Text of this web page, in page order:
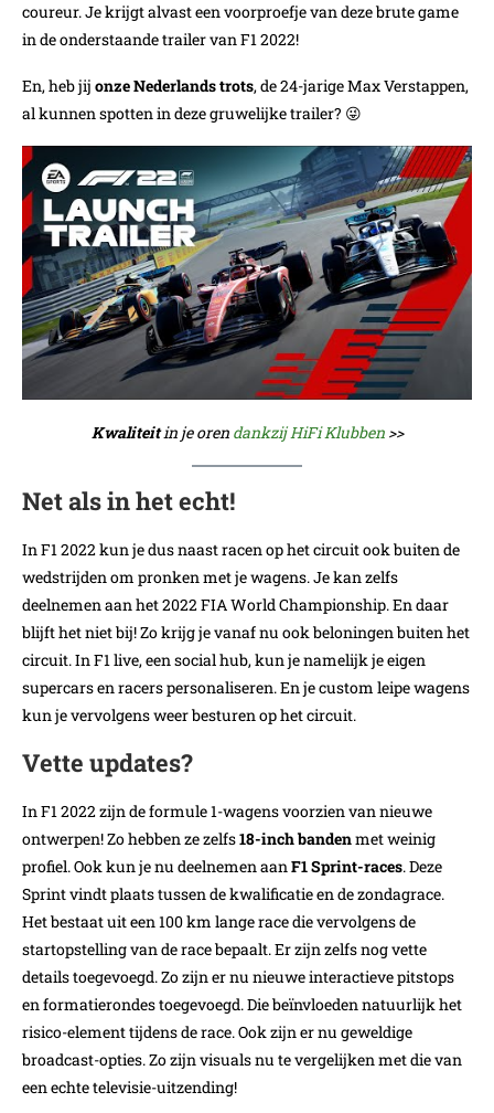
coureur. Je krijgt alvast een voorproefje van deze brute game
in de onderstaande trailer van F1 2022!
En, heb jij onze Nederlands trots, de 24-jarige Max Verstappen,
al kunnen spotten in deze gruwelijke trailer? 😜
Kwaliteitin je oren dankzij HiFi Klubben>>
Net als in het echt!
In F1 2022 kun je dus naast racen op het circuit ook buiten de
wedstrijden om pronken met je wagens. Je kan zelfs
deelnemen aan het 2022 FIA World Championship. En daar
blijft het niet bij! Zo krijg je vanaf nu ook beloningen buiten het
circuit. In F1 live, een social hub, kun je namelijk je eigen
supercars en racers personaliseren. En je custom leipe wagens
kun je vervolgens weer besturen op het circuit.
Vette updates?
In F1 2022 zijn de formule 1-wagens voorzien van nieuwe
ontwerpen! Zo hebben ze zelfs18-inch bandenmet weinig
profiel. Ook kun je nu deelnemen aanF1 Sprint-races. Deze
Sprint vindt plaats tussen de kwalificatie en de zondagrace.
Het bestaat uit een 100 km lange race die vervolgens de
startopstelling van de race bepaalt. Er zijn zelfs nog vette
details toegevoegd. Zo zijn er nu nieuwe interactieve pitstops
en formatierondes toegevoegd. Die beïnvloeden natuurlijk het
risico-element tijdens de race. Ook zijn er nu geweldige
broadcast-opties. Zo zijn visuals nu te vergelijken met die van
een echte televisie-uitzending!